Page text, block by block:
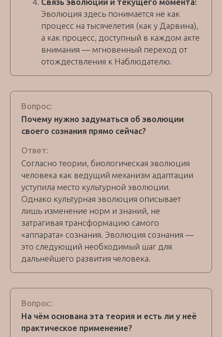
Эволюция здесь понимается не как
процесс на тысячелетия (как у Дарвина),
а как процесс, доступный в каждом акте
внимания — мгновенный переход от
отождествления к Наблюдателю.
Вопрос:
Почему нужно задуматься об эволюции
своего сознания прямо сейчас?
Ответ:
Согласно теории, биологическая эволюция
человека как ведущий механизм адаптации
уступила место культурной эволюции.
Однако культурная эволюция описывает
лишь изменение норм и знаний, не
затрагивая трансформацию самого
«аппарата» сознания. Эволюция сознания —
это следующий необходимый шаг для
дальнейшего развития человека.
Вопрос:
На чём основана эта теория и есть ли у неё
практическое применение?